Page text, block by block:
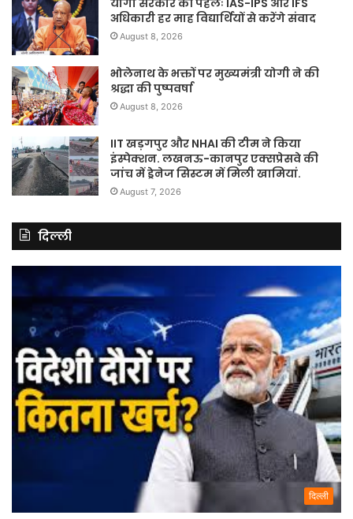
अधिकारी हर माह विद्यार्थियों से करेंगे संवाद
August 8, 2026
भोलेनाथ के भक्तों पर मुख्यमंत्री योगी ने की
श्रद्धा की पुष्पवर्षा
August 8, 2026
IIT खड़गपुर और NHAI की टीम ने किया
इंस्पेक्शन. लखनऊ-कानपुर एक्सप्रेसवे की
जांच में ड्रेनेज सिस्टम में मिली खामियां.
August 7, 2026
दिल्ली
दिल्ली